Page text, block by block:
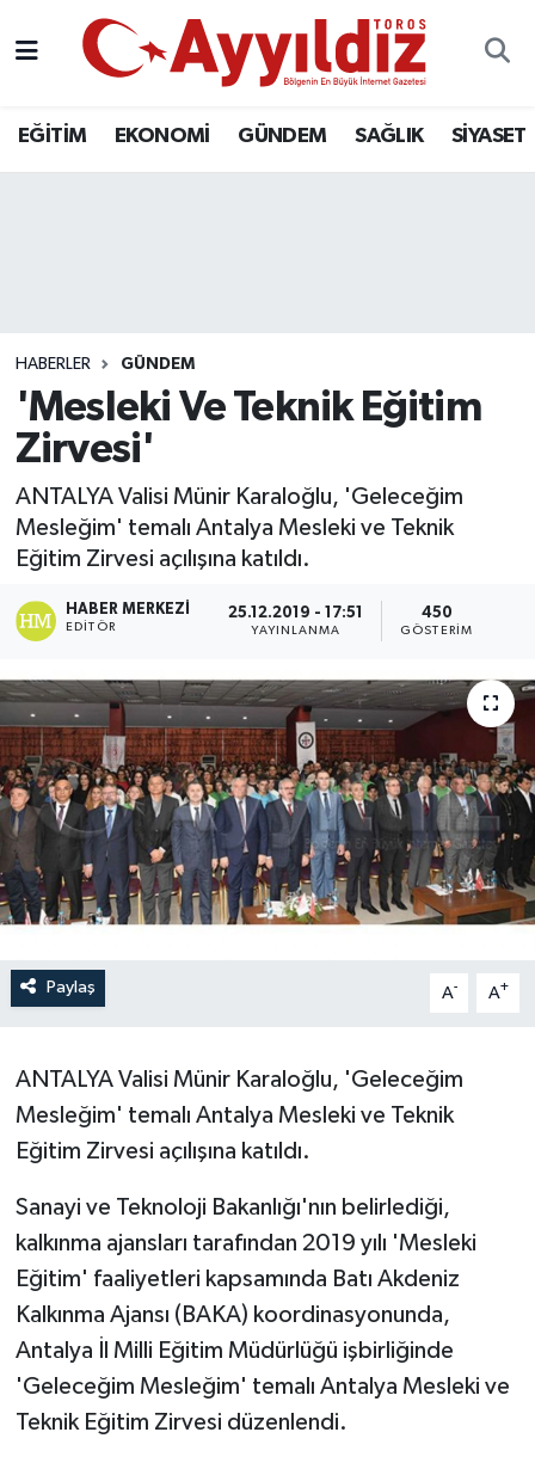
EĞİTİM EKONOMİ GÜNDEM SAĞLIK SİYASET
HABERLER GÜNDEM
'Mesleki Ve Teknik Eğitim
Zirvesi'
ANTALYA Valisi Münir Karaloğlu, 'Geleceğim
Mesleğim' temalı Antalya Mesleki ve Teknik
Eğitim Zirvesi açılışına katıldı.
HABER MERKEZI
EDITÖR
25.12.2019 - 17:51
YAYINLANMA
450
GÖSTERIM
Paylaş A- A+
ANTALYA Valisi Münir Karaloğlu, 'Geleceğim
Mesleğim' temalı Antalya Mesleki ve Teknik
Eğitim Zirvesi açılışına katıldı.
Sanayi ve Teknoloji Bakanlığı'nın belirlediği,
kalkınma ajansları tarafından 2019 yılı 'Mesleki
Eğitim' faaliyetleri kapsamında Batı Akdeniz
Kalkınma Ajansı (BAKA) koordinasyonunda,
Antalya İl Milli Eğitim Müdürlüğü işbirliğinde
'Geleceğim Mesleğim' temalı Antalya Mesleki ve
Teknik Eğitim Zirvesi düzenlendi.